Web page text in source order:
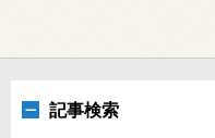
記事検索